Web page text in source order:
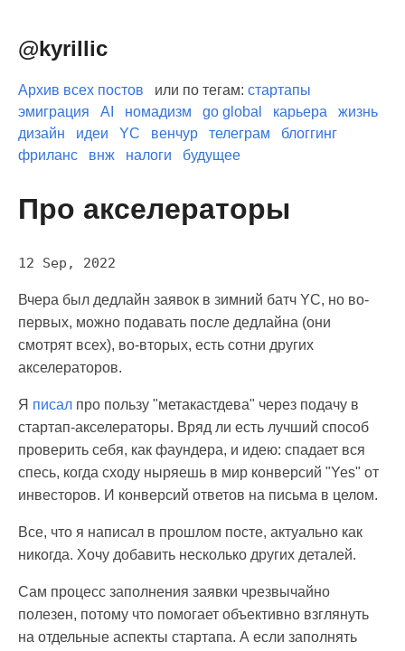
@kyrillic
Архив всех постов или по тегам: стартапы
эмиграция
AI номадизм go global карьера
жизнь
дизайн
идеи YC венчур телеграм
блоггинг
фриланс
внж налоги будущее
Про акселераторы
12 Sep, 2022
Вчера был дедлайн заявок в зимний батч YC, но во-
первых, можно подавать после дедлайна (они
смотрят всех), во-вторых, есть сотни других
акселераторов.
Я писал про пользу "метакастдева" через подачу в
стартап-акселераторы. Вряд ли есть лучший способ
проверить себя, как фаундера, и идею: спадает вся
спесь, когда сходу ныряешь в мир конверсий "Yes" от
инвесторов. И конверсий ответов на письма в целом.
Все, что я написал в прошлом посте, актуально как
никогда. Хочу добавить несколько других деталей.
Сам процесс заполнения заявки чрезвычайно
полезен, потому что помогает объективно взглянуть
на отдельные аспекты стартапа. А если заполнять